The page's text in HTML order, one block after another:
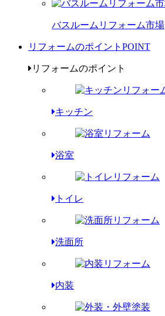
バスルームリフォーム市場
リフォームのポイント POINT
リフォームのポイント
キッチン
浴室
トイレ
洗面所
内装